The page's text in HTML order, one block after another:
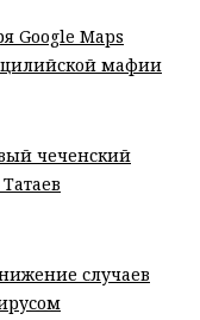
Google Maps
мафии
чеченский
случаев